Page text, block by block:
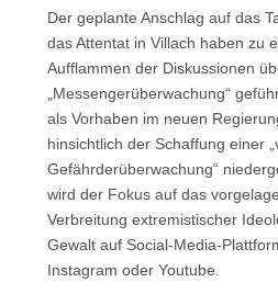
Der geplante Anschlag auf das
das Attentat in Villach haben zu
Aufflammen der Diskussionen
„Messengerüberwachung“
als Vorhaben im neuen
hinsichtlich der Schaffung einer
Gefährderüberwachung“
wird der Fokus auf das
Verbreitung extremistischer
Gewalt auf Social-Media-
Instagram oder Youtube.